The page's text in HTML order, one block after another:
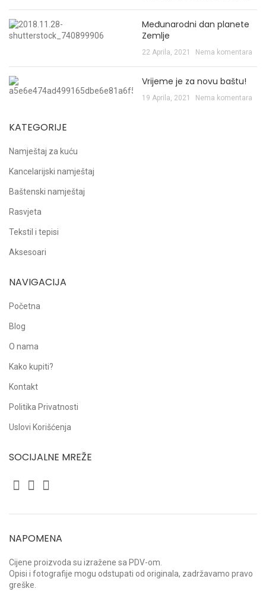
Međunarodni dan planete
Zemlje
22 Aprila, 2021 Nema komentara
Vrijeme je za novu baštu!
19 Aprila, 2021 Nema komentara
KATEGORIJE
Namještaj za kuću
Kancelarijski namještaj
Baštenski namještaj
Rasvjeta
Tekstil i tepisi
Aksesoari
NAVIGACIJA
Početna
Blog
O nama
Kako kupiti?
Kontakt
Politika Privatnosti
Uslovi Korišćenja
SOCIJALNE MREŽE
NAPOMENA
Cijene proizvoda su izražene sa PDV-om.
Opisi i fotografije mogu odstupati od originala, zadržavamo pravo
greške.